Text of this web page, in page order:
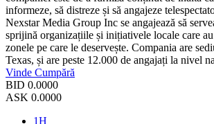
informeze, să distreze și să angajeze
Nexstar Media Group Inc se angajează să
sprijină organizațiile și inițiativele locale care
zonele pe care le deservește. Compania are
Texas, și are peste 12.000 de angajați la nivel
Vinde Cumpără
BID 0.0000
ASK 0.0000
1H